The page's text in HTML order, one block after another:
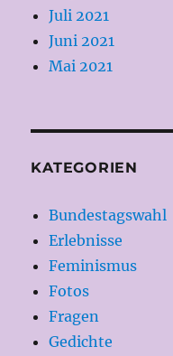
Juli 2021
Juni 2021
Mai 2021
KATEGORIEN
Bundestagswahl
Erlebnisse
Feminismus
Fotos
Fragen
Gedichte